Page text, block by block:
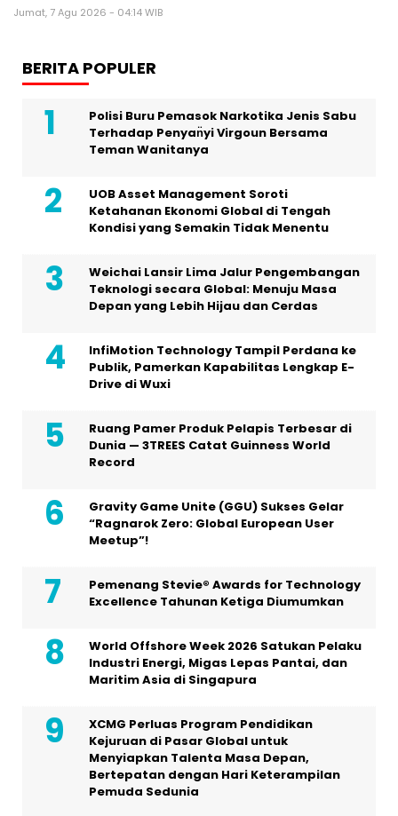
Jumat, 7 Agu 2026 - 04:14 WIB
BERITA POPULER
Polisi Buru Pemasok Narkotika Jenis Sabu
Terhadap Penyan̈yi Virgoun Bersama
Teman Wanitanya
UOB Asset Management Soroti
Ketahanan Ekonomi Global di Tengah
Kondisi yang Semakin Tidak Menentu
Weichai Lansir Lima Jalur Pengembangan
Teknologi secara Global: Menuju Masa
Depan yang Lebih Hijau dan Cerdas
InfiMotion Technology Tampil Perdana ke
Publik, Pamerkan Kapabilitas Lengkap E-
Drive di Wuxi
Ruang Pamer Produk Pelapis Terbesar di
Dunia — 3TREES Catat Guinness World
Record
Gravity Game Unite (GGU) Sukses Gelar
“Ragnarok Zero: Global European User
Meetup”!
Pemenang Stevie® Awards for Technology
Excellence Tahunan Ketiga Diumumkan
World Offshore Week 2026 Satukan Pelaku
Industri Energi, Migas Lepas Pantai, dan
Maritim Asia di Singapura
XCMG Perluas Program Pendidikan
Kejuruan di Pasar Global untuk
Menyiapkan Talenta Masa Depan,
Bertepatan dengan Hari Keterampilan
Pemuda Sedunia